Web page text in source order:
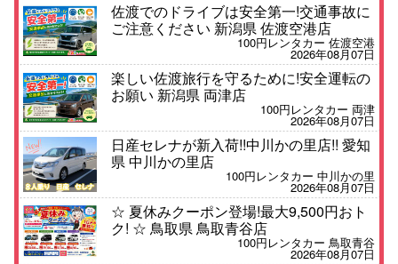
佐渡でのドライブは安全第一!交通事故に
ご注意ください 新潟県 佐渡空港店
100円レンタカー 佐渡空港
2026年08月07日
楽しい佐渡旅行を守るために!安全運転の
お願い 新潟県 両津店
100円レンタカー 両津
2026年08月07日
日産セレナが新入荷!!中川かの里店!! 愛知
県 中川かの里店
100円レンタカー 中川かの里
2026年08月07日
☆ 夏休みクーポン登場!最大9,500円おト
ク! ☆ 鳥取県 鳥取青谷店
100円レンタカー 鳥取青谷
2026年08月07日